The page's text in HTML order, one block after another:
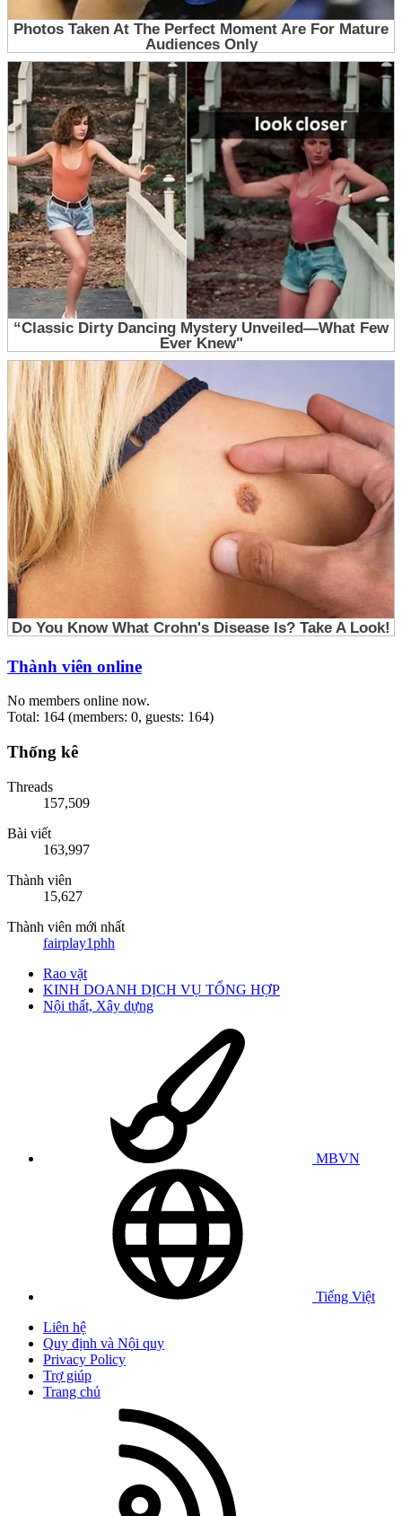
Thành viên online
No members online now.
Total: 164 (members: 0, guests: 164)
Thống kê
Threads
157,509
Bài viết
163,997
Thành viên
15,627
Thành viên mới nhất
fairplay1phh
Rao vặt
KINH DOANH DỊCH VỤ TỔNG HỢP
Nội thất, Xây dựng
MBVN
Tiếng Việt
Liên hệ
Quy định và Nội quy
Privacy Policy
Trợ giúp
Trang chủ